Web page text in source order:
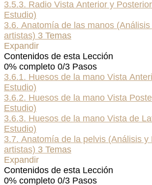
3.5.3. Radio Vista Anterior y
Estudio)
3.6. Anatomía de las manos
artistas) 3 Temas
Expandir
Contenidos de esta Lección
0% completo 0/3 Pasos
3.6.1. Huesos de la mano Vista
Estudio)
3.6.2. Huesos de la mano Vista
Estudio)
3.6.3. Huesos de la mano Vista de
Estudio)
3.7. Anatomía de la pelvis (Análisis y Estudio para
artistas) 3 Temas
Expandir
Contenidos de esta Lección
0% completo 0/3 Pasos